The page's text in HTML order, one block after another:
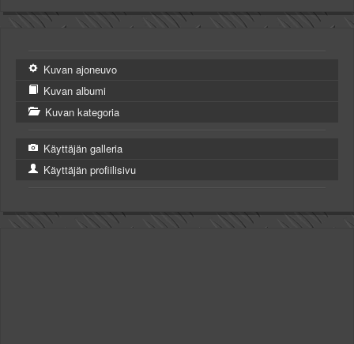
Kuvan ajoneuvo
Kuvan albumi
Kuvan kategoria
Käyttäjän galleria
Käyttäjän profiilisivu